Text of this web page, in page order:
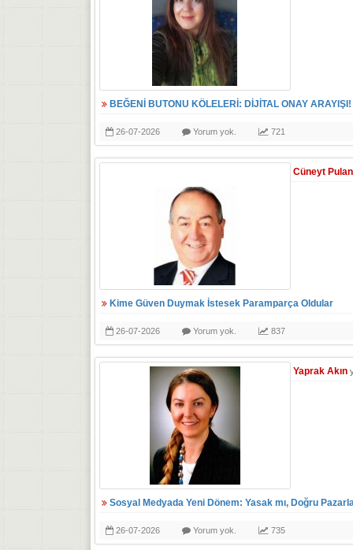
BEĞENİ BUTONU KÖLELERİ: DİJİTAL ONAY ARAYIŞI!
26-07-2026 Yorum yok. 721
Cüneyt
Kime Güven Duymak İstesek Paramparça Oldular
26-07-2026 Yorum yok. 837
Yaprak Akın
Sosyal Medyada Yeni Dönem: Yasak mı, Doğru
26-07-2026 Yorum yok. 735